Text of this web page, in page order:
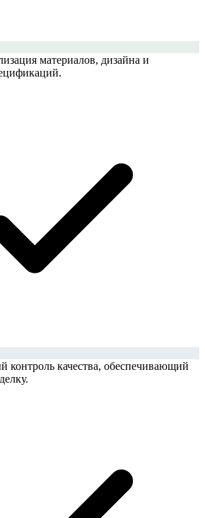
материалов, дизайна и
контроль качества, обеспечивающий